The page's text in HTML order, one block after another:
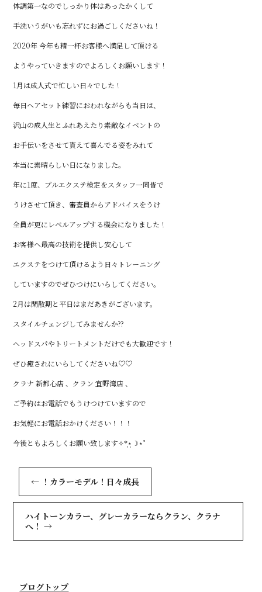
体調第一なのでしっかり体はあったかくして
手洗いうがいも忘れずにお過ごしくださいね！
2020年 今年も精一杯お客様へ満足して頂ける
ようやっていきますのでよろしくお願いします！
1月は成人式で忙しい日々でした！
毎日ヘアセット練習におわれながらも当日は、
沢山の成人生とふれあえたり素敵なイベントの
お手伝いをさせて貰えて喜んでる姿をみれて
本当に素晴らしい日になりました。
年に1度、プルエクステ検定をスタッフ一同皆で
うけさせて頂き、審査員からアドバイスをうけ
全員が更にレベルアップする機会になりました！
お客様へ最高の技術を提供し安心して
エクステをつけて頂けるよう日々トレーニング
していますのでぜひつけにいらしてください。
2月は閑散期と平日はまだあきがございます。
スタイルチェンジしてみませんか??
ヘッドスパやトリートメントだけでも大歓迎です！
ぜひ癒されにいらしてくださいね♡♡
クラナ 新都心店 、クラン 宜野湾店 、
ご予約はお電話でもうけつけていますので
お気軽にお電話おかけください！！！
今後ともよろしくお願い致します✧*̣̩⋆̩☽⋆゜
← ！カラーモデル！日々成長
ハイトーンカラー、グレーカラーならクラン、クラナ
へ！→
ブログトップ